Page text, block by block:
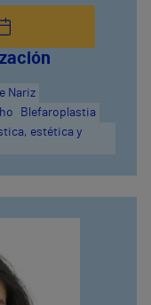
estética y
Blefaroplastia
Nariz